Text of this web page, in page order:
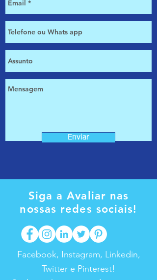
Enviar
Siga a Avaliar nas
nossas redes sociais!
Facebook, Instagram, Linkedin,
Twitter e Pinterest!